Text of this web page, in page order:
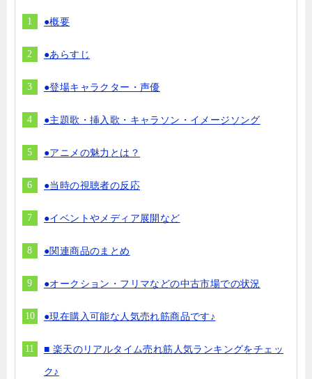
●概要
●あらすじ
●登場キャラクター・声優
●主題歌・挿入歌・キャラソン・イメージソング
●アニメの魅力とは？
●当時の視聴者の反応
●イベントやメディア展開など
●関連商品のまとめ
●オークション・フリマなどの中古市場での状況
●現在購入可能な人気売れ筋商品です♪
■ 楽天のリアルタイム売れ筋人気ランキングをチェッ
ク♪